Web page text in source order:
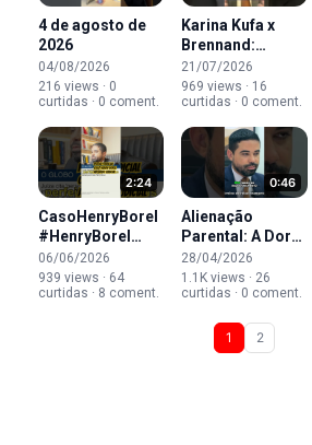
4 de agosto de
2026
04/08/2026
216 views · 0
curtidas · 0 coment.
Karina Kufa x
Brennand:
acordo de
guarda pode ser
revisto?
21/07/2026
969 views · 16
curtidas · 0 coment.
2:24
CasoHenryBorel
#HenryBorel
#MoniqueMediaros
#Jairinho
#PerdaoJudicial
06/06/2026
939 views · 64
curtidas · 8 coment.
0:46
Alienação
Parental: A Dor
Invisível da
Criança #shorts
28/04/2026
1.1K views · 26
curtidas · 0 coment.
1 2